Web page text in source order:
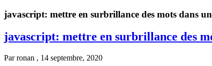
javascript: mettre en surbrillance des mots dans
javascript: mettre en surbrillance des
Parronan , 14 septembre, 2020